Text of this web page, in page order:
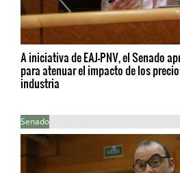
A iniciativa de EAJ-PNV, el Senado
para atenuar el impacto de los
industria
Senado